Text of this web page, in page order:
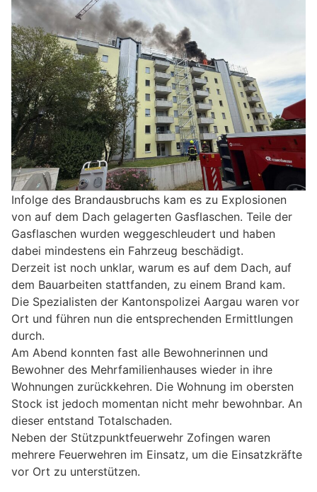
Infolge des Brandausbruchs kam es zu Explosionen
von auf dem Dach gelagerten Gasflaschen. Teile der
Gasflaschen wurden weggeschleudert und haben
dabei mindestens ein Fahrzeug beschädigt.
Derzeit ist noch unklar, warum es auf dem Dach, auf
dem Bauarbeiten stattfanden, zu einem Brand kam.
Die Spezialisten der Kantonspolizei Aargau waren vor
Ort und führen nun die entsprechenden Ermittlungen
durch.
Am Abend konnten fast alle Bewohnerinnen und
Bewohner des Mehrfamilienhauses wieder in ihre
Wohnungen zurückkehren. Die Wohnung im obersten
Stock ist jedoch momentan nicht mehr bewohnbar. An
dieser entstand Totalschaden.
Neben der Stützpunktfeuerwehr Zofingen waren
mehrere Feuerwehren im Einsatz, um die Einsatzkräfte
vor Ort zu unterstützen.